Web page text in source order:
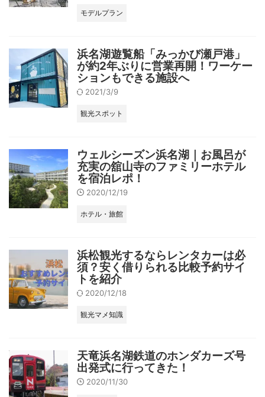
モデルプラン
浜名湖遊覧船「みっかび瀬戸港」
が約2年ぶりに営業再開！ワーケー
ションもできる施設へ
2021/3/9
観光スポット
ウェルシーズン浜名湖｜お風呂が
充実の舘山寺のファミリーホテル
を宿泊レポ！
2020/12/19
ホテル・旅館
浜松観光するならレンタカーは必
須？安く借りられる比較予約サイ
トを紹介
2020/12/18
観光マメ知識
天竜浜名湖鉄道のホンダカーズ号
出発式に行ってきた！
2020/11/30